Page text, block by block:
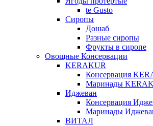
te Gusto
Сиропы
Дошаб
Разные сиропы
Фрукты в сиропе
Овощные Консервации
KERAKUR
Консервация
Маринады
Иджеван
Консервация
Маринады
ВИТАЛ